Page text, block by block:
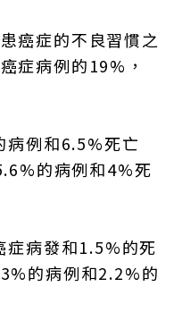
癌症的不良習慣之
症病例的19%，
病例和6.5%死亡
的病例和4%死
症病發和1.5%的死
的病例和2.2%的